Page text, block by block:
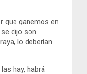
que ganemos en
dijo son
lo deberían
hay, habrá